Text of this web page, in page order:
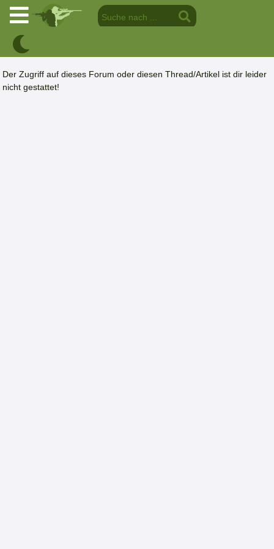
Der Zugriff auf dieses Forum oder diesen Thread/Artikel ist dir leider
nicht gestattet!